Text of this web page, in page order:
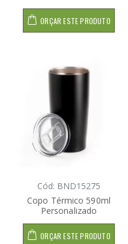
ORÇAR ESTE PRODUTO
Cód: BND15275
Copo Térmico 590ml
Personalizado
ORÇAR ESTE PRODUTO